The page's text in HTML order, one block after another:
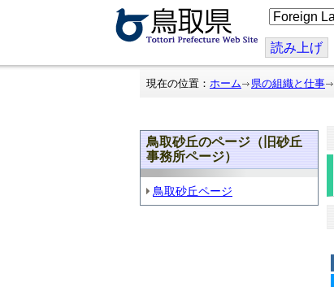
こ
の
ジ
を
翻
読み上げ
現在の位置： ホーム 県の組織と仕事
鳥取砂丘のページ（旧砂丘
事務所ページ）
鳥取砂丘ページ